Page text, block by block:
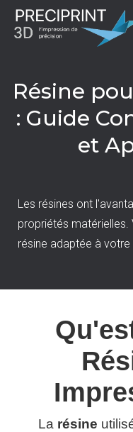
Résine
: Guide
et
Les résines ont
propriétés matérielles.
résine adaptée à votre
La résine